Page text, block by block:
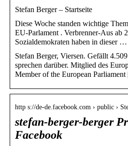
Stefan Berger – Startseite
Diese Woche standen wichtige
EU-Parlament . Verbrenner-Aus ab
Sozialdemokraten haben in dieser …
Stefan Berger, Viersen. Gefällt
sprechen darüber. Mitglied des
Member of the European
http s://de-de.facebook.com › public ›
stefan-berger-berger
Facebook